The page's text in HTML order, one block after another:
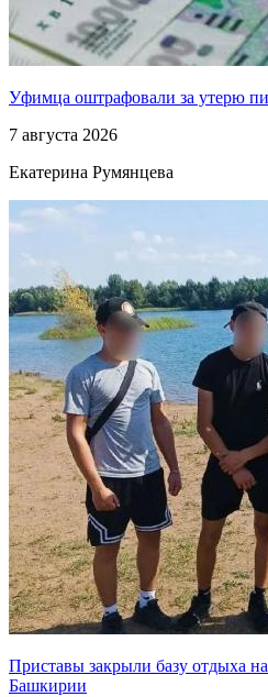
Уфимца оштрафовали за утерю
7 августа 2026
Екатерина Румянцева
Приставы закрыли базу отдыха
Башкирии